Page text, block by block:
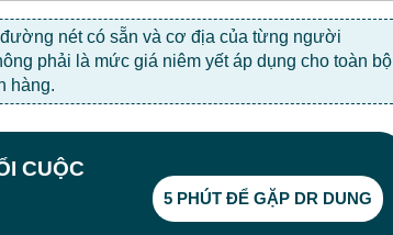
nét có sẵn và cơ địa của từng người
phải là mức giá niêm yết áp dụng cho toàn bộ
hàng.
CUỘC
5 PHÚT ĐỂ GẶP DR DUNG